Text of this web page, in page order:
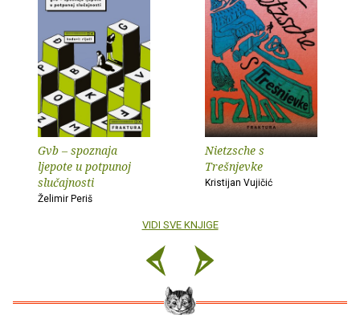
Gvb – spoznaja
ljepote u potpunoj
slučajnosti
Želimir Periš
Nietzsche s
Trešnjevke
Kristijan Vujičić
VIDI SVE KNJIGE